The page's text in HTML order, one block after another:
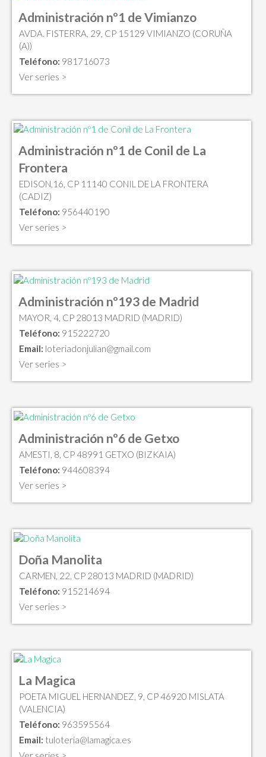
Administración nº1 de Vimianzo
AVDA. FISTERRA, 29, CP 15129 VIMIANZO (CORUÑA
(A))
Teléfono: 981716073
Ver series >
Administración nº1 de Conil de La
Frontera
EDISON,16, CP 11140 CONIL DE LA FRONTERA
(CADIZ)
Teléfono: 956440190
Ver series >
Administración nº193 de Madrid
MAYOR, 4, CP 28013 MADRID (MADRID)
Teléfono: 915222720
Email: loteriadonjulian@gmail.com
Ver series >
Administración nº6 de Getxo
AMESTI, 8, CP 48991 GETXO (BIZKAIA)
Teléfono: 944608394
Ver series >
Doña Manolita
CARMEN, 22, CP 28013 MADRID (MADRID)
Teléfono: 915214694
Ver series >
La Magica
POETA MIGUEL HERNANDEZ, 9, CP 46920 MISLATA
(VALENCIA)
Teléfono: 963595564
Email: tuloteria@lamagica.es